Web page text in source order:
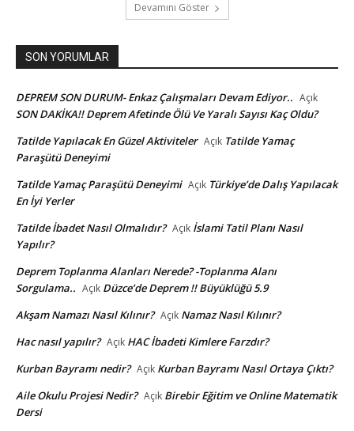
Devamını Göster
SON YORUMLAR
DEPREM SON DURUM- Enkaz Çalışmaları Devam Ediyor.. Açık
SON DAKİKA!! Deprem Afetinde Ölü Ve Yaralı Sayısı Kaç Oldu?
Tatilde Yapılacak En Güzel Aktiviteler Açık Tatilde Yamaç
Paraşütü Deneyimi
Tatilde Yamaç Paraşütü Deneyimi Açık Türkiye’de Dalış Yapılacak
En İyi Yerler
Tatilde İbadet Nasıl Olmalıdır? Açık İslami Tatil Planı Nasıl
Yapılır?
Deprem Toplanma Alanları Nerede? -Toplanma Alanı
Sorgulama.. Açık Düzce’de Deprem !! Büyüklüğü 5.9
Akşam Namazı Nasıl Kılınır? Açık Namaz Nasıl Kılınır?
Hac nasıl yapılır? Açık HAC İbadeti Kimlere Farzdır?
Kurban Bayramı nedir? Açık Kurban Bayramı Nasıl Ortaya Çıktı?
Aile Okulu Projesi Nedir? Açık Birebir Eğitim ve Online Matematik
Dersi